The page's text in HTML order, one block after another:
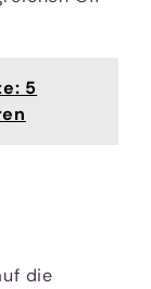
5
die